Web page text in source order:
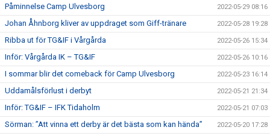
Påminnelse Camp Ulvesborg 2022-05-29 08:16
Johan Åhnborg kliver av uppdraget som Giff-tränare 2022-05-28 19:28
Ribba ut för TG&IF i Vårgårda 2022-05-26 15:34
Inför: Vårgårda IK – TG&IF 2022-05-26 10:16
I sommar blir det comeback för Camp Ulvesborg 2022-05-23 16:14
Uddamålsförlust i derbyt 2022-05-21 21:34
Inför: TG&IF – IFK Tidaholm 2022-05-21 07:03
Sörman: ”Att vinna ett derby är det bästa som kan hända” 2022-05-20 17:28